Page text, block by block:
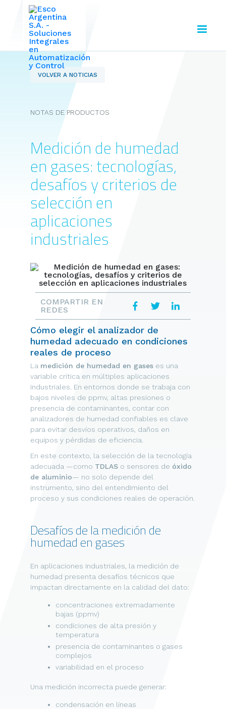
VOLVER A NOTICIAS
NOTAS DE PRODUCTOS
Medición de humedad
en gases: tecnologías,
desafíos y criterios de
selección en
aplicaciones
industriales
COMPARTIR EN
REDES
Cómo elegir el analizador de
humedad adecuado en condiciones
reales de proceso
La medición de humedad en gaseses una
variable crítica en múltiples aplicaciones
industriales. En entornos donde se trabaja con
bajos niveles de ppmv, altas presiones o
presencia de contaminantes, contar con
analizadores de humedad confiables es clave
para evitar desvíos operativos, daños en
equipos y pérdidas de eficiencia.
En este contexto, la selección de la tecnología
adecuada —como TDLASo sensores de óxido
de aluminio— no solo depende del
instrumento, sino del entendimiento del
proceso y sus condiciones reales de operación.
Desafíos de la medición de
humedad en gases
En aplicaciones industriales, la medición de
humedad presenta desafíos técnicos que
impactan directamente en la calidad del dato:
concentraciones extremadamente
bajas (ppmv)
condiciones de alta presión y
temperatura
presencia de contaminantes o gases
complejos
variabilidad en el proceso
Una medición incorrecta puede generar:
condensación en líneas